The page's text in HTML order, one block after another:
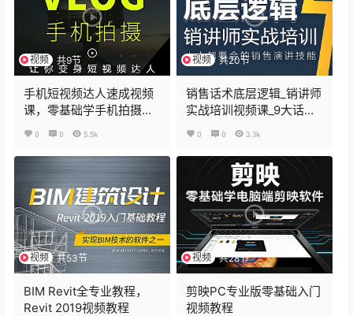
视频 共9节
手机短视频达人速成视频
课，零基础学手机拍摄
vlog
0 0 5.5k
视频 共20节
销售话术底层逻辑_销讲师
实战培训视频课_9大话术
体系引爆成交力
0 0 3.3k
视频 共53节
BIM Revit全专业教程，
Revit 2019视频教程
视频 共28节
剪映PC专业版零基础入门
视频教程